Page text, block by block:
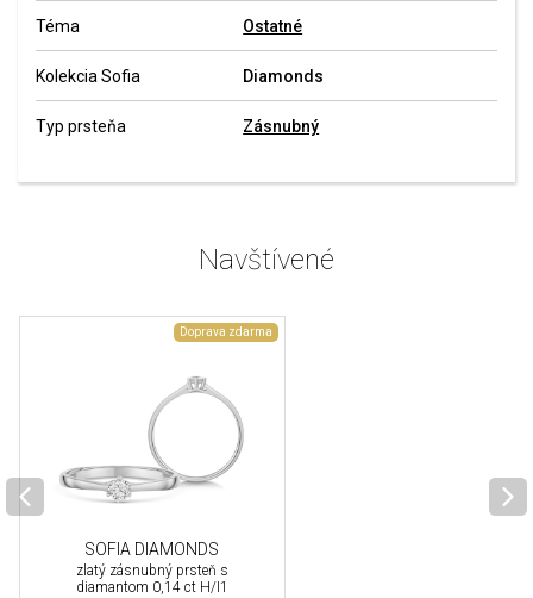
Téma Ostatné
Kolekcia Sofia Diamonds
Typ prsteňa Zásnubný
Navštívené
Doprava zdarma
SOFIA DIAMONDS
zlatý zásnubný prsteň s
diamantom 0,14 ct H/I1